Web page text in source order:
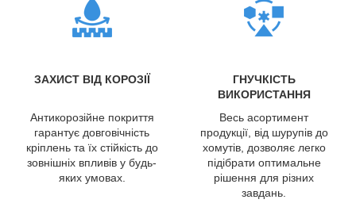
ЗАХИСТ ВІД КОРОЗІЇ
ГНУЧКІСТЬ
ВИКОРИСТАННЯ
Антикорозійне покриття
гарантує довговічність
кріплень та їх стійкість до
зовнішніх впливів у будь-
яких умовах.
Весь асортимент
продукції, від шурупів до
хомутів, дозволяє легко
підібрати оптимальне
рішення для різних
завдань.